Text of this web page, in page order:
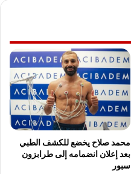
محمد صلاح يخضع للكشف الطبي
بعد إعلان انضمامه إلى طرابزون
سبور